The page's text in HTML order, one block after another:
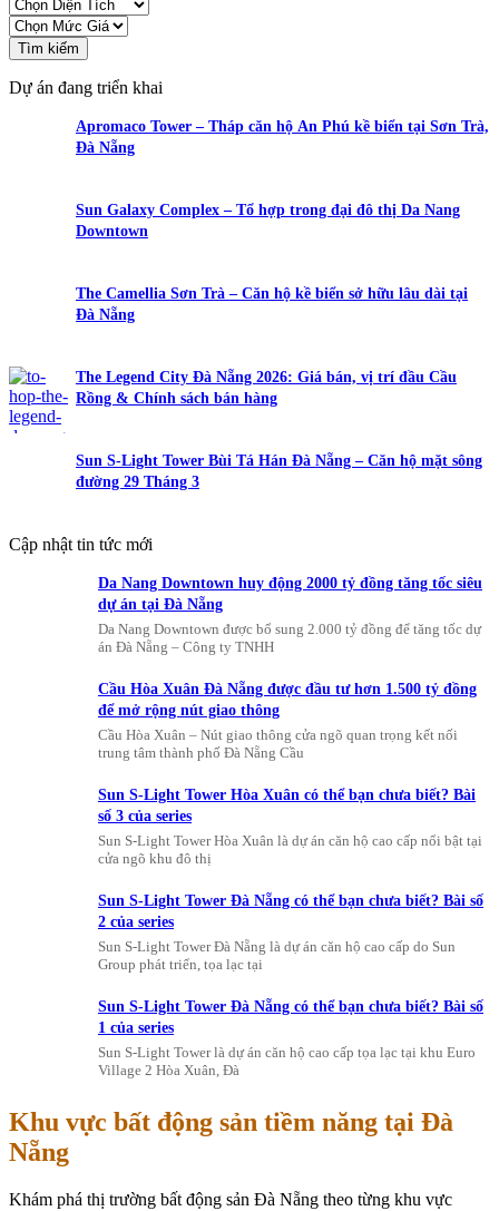
Tìm kiếm
Dự án đang triển khai
Apromaco Tower – Tháp căn hộ An Phú kề biển tại Sơn Trà,
Đà Nẵng
Sun Galaxy Complex – Tổ hợp trong đại đô thị Da Nang
Downtown
The Camellia Sơn Trà – Căn hộ kề biển sở hữu lâu dài tại
Đà Nẵng
The Legend City Đà Nẵng 2026: Giá bán, vị trí đầu Cầu
Rồng & Chính sách bán hàng
Sun S-Light Tower Bùi Tá Hán Đà Nẵng – Căn hộ mặt sông
đường 29 Tháng 3
Cập nhật tin tức mới
Da Nang Downtown huy động 2000 tỷ đồng tăng tốc siêu
dự án tại Đà Nẵng
Da Nang Downtown được bổ sung 2.000 tỷ đồng để tăng tốc dự
án Đà Nẵng – Công ty TNHH
Cầu Hòa Xuân Đà Nẵng được đầu tư hơn 1.500 tỷ đồng
để mở rộng nút giao thông
Cầu Hòa Xuân – Nút giao thông cửa ngõ quan trọng kết nối
trung tâm thành phố Đà Nẵng Cầu
Sun S-Light Tower Hòa Xuân có thể bạn chưa biết? Bài
số 3 của series
Sun S-Light Tower Hòa Xuân là dự án căn hộ cao cấp nổi bật tại
cửa ngõ khu đô thị
Sun S-Light Tower Đà Nẵng có thể bạn chưa biết? Bài số
2 của series
Sun S-Light Tower Đà Nẵng là dự án căn hộ cao cấp do Sun
Group phát triển, tọa lạc tại
Sun S-Light Tower Đà Nẵng có thể bạn chưa biết? Bài số
1 của series
Sun S-Light Tower là dự án căn hộ cao cấp tọa lạc tại khu Euro
Village 2 Hòa Xuân, Đà
Khu vực bất động sản tiềm năng tại Đà
Nẵng
Khám phá thị trường bất động sản Đà Nẵng theo từng khu vực